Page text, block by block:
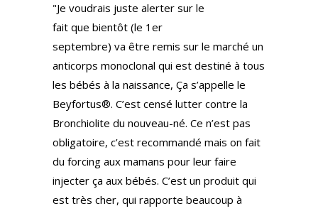
a
m
"Je voudrais juste alerter sur le
fait que bientôt (le 1er
septembre) va être remis sur le marché un
anticorps monoclonal qui est destiné à tous
les bébés à la naissance, Ça s’appelle le
Beyfortus®. C’est censé lutter contre la
Bronchiolite du nouveau-né. Ce n’est pas
obligatoire, c’est recommandé mais on fait
du forcing aux mamans pour leur faire
injecter ça aux bébés. C’est un produit qui
est très cher, qui rapporte beaucoup à